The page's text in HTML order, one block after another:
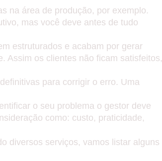
na área de produção, por exemplo.
mas você deve antes de tudo
estruturados e acabam por gerar
Assim os clientes não ficam satisfeitos,
para corrigir o erro. Uma
o seu problema o gestor deve
como: custo, praticidade,
diversos serviços, vamos listar alguns